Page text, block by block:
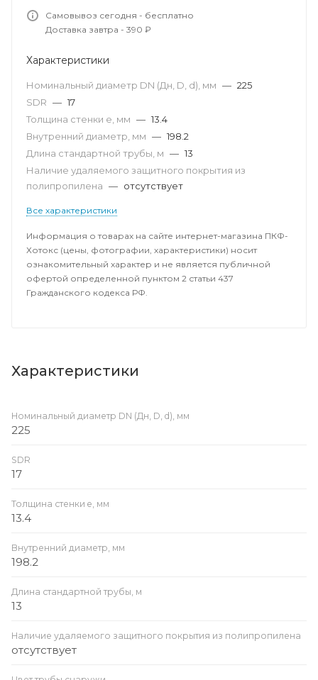
Самовывоз сегодня - бесплатно
Доставка завтра - 390 ₽
Характеристики
Номинальный диаметр DN (Дн, D, d), мм — 225
SDR — 17
Толщина стенки e, мм — 13.4
Внутренний диаметр, мм — 198.2
Длина стандартной трубы, м — 13
Наличие удаляемого защитного покрытия из
полипропилена — отсутствует
Все характеристики
Информация о товарах на сайте интернет-магазина ПКФ-
Хотокс (цены, фотографии, характеристики) носит
ознакомительный характер и не является публичной
офертой определенной пунктом 2 статьи 437
Гражданского кодекса РФ.
Характеристики
Номинальный диаметр DN (Дн, D, d), мм
225
SDR
17
Толщина стенки e, мм
13.4
Внутренний диаметр, мм
198.2
Длина стандартной трубы, м
13
Наличие удаляемого защитного покрытия из полипропилена
отсутствует